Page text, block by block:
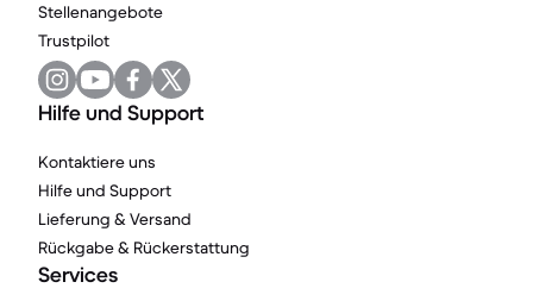
Stellenangebote
Trustpilot
Hilfe und Support
Kontaktiere uns
Hilfe und Support
Lieferung & Versand
Rückgabe & Rückerstattung
Services